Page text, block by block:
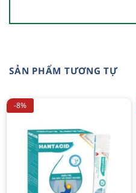
SẢN PHẨM TƯƠNG TỰ
-8%